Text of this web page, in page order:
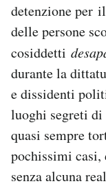
detenzione per
delle persone
cosiddetti
durante la
e dissidenti
luoghi segreti di
quasi sempre
pochissimi casi,
senza alcuna